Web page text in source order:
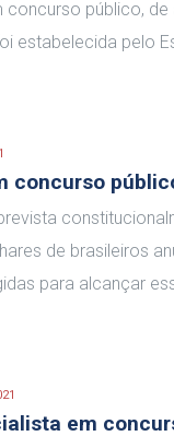
público,
estabelecida pelo
concurso
de brasileiros
para alcançar
em